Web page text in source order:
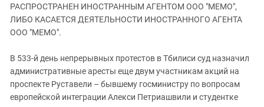
ЗАСТАВЛЯЕТ
КАВКАЗ ЗА ПАЛЕСТИНУ
МОБИЛИЗАЦИЯ И ПРОТЕСТЫ
Дагестан
Ингушетия
Калмыкия
Карачаево-Черкесия
Краснодарский край
РАСПРОСТРАНЕН ИНОСТРАННЫМ АГЕНТОМ ООО "МЕМО",
ЛИБО КАСАЕТСЯ ДЕЯТЕЛЬНОСТИ ИНОСТРАННОГО АГЕНТА
ООО "МЕМО".
В 533-й день непрерывных протестов в Тбилиси суд назначил
административные аресты еще двум участникам акций на
проспекте Руставели – бывшему госминистру по вопросам
европейской интеграции Алекси Петриашвили и студентке